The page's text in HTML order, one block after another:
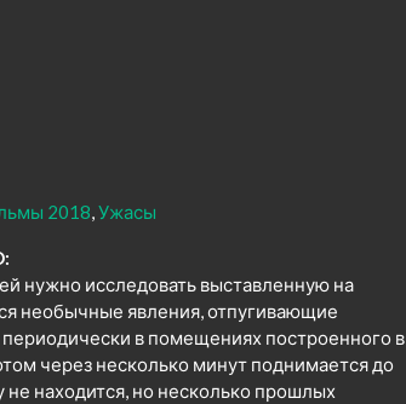
2018 Ужасы
нужно исследовать выставленную на
необычные явления, отпугивающие
в помещениях построенного в
через несколько минут поднимается до
находится, но несколько прошлых